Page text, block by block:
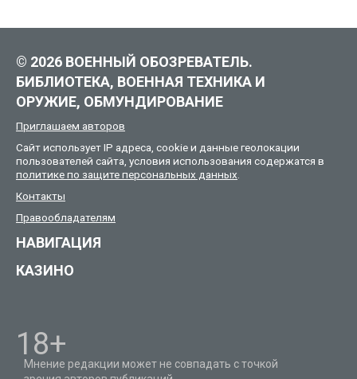
© 2026 ВОЕННЫЙ ОБОЗРЕВАТЕЛЬ.
БИБЛИОТЕКА, ВОЕННАЯ ТЕХНИКА И
ОРУЖИЕ, ОБМУНДИРОВАНИЕ
Приглашаем авторов
Сайт использует IP адреса, cookie и данные геолокации
пользователей сайта, условия использования содержатся в
политике по защите персональных данных
Контакты
Правообладателям
НАВИГАЦИЯ
КАЗИНО
18+
Мнение редакции может не совпадать с точкой